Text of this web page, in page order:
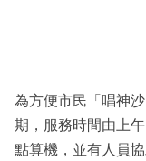
為方便市民「唱神
期，服務時間由上
點算機，並有人員